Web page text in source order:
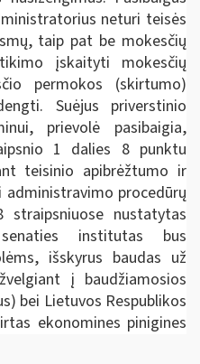
neturi teisės
taip pat be mokesčių
įskaityti mokesčių
permokos (skirtumo)
Suėjus priverstinio
prievolė pasibaigia,
1 dalies 8 punktu
teisinio apibrėžtumo ir
procedūrų
nustatytas
institutas bus
išskyrus baudas už
į baudžiamosios
bei Lietuvos Respublikos
ekonomines pinigines